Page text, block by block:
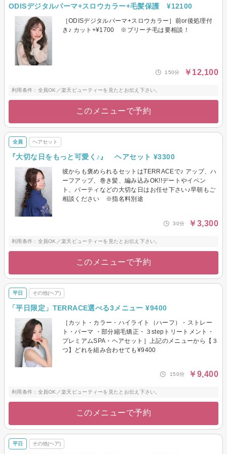
ODISデジタルパーマ+スロウカラー+毛髪保護 ¥12100
［ODISデジタルパーマ+スロウカラー］前or後処理付
き♪ カット+¥1700 ※ブリーチ毛は要相談！
150分 ￥12,100
利用条件：全員OK／楽天ビューティーを見たとお伝え下さい。
このメニューで予約
全員 ヘアセット
『大切な日をもっと可愛く♪』 ヘアセット ¥3300
彼からも褒められるセットはTERRACEで♪ アップ、ハ
ーフアップ、巻き髪、編み込みOK!!デートやイベン
ト、パーティなどの大切な日はお任せ下さい♪早朝もご
相談ください ※指名料別途
30分 ￥3,300
利用条件：全員OK／楽天ビューティーを見たとお伝え下さい。
このメニューで予約
平日 その他(ヘア)
「平日限定」TERRACE選べる3メニュー ¥9400
［カット・カラー・ハイライト（ハーフ）・ストレー
ト・パーマ ・部分縮毛矯正・３stepトリートメント・
プレミアムSPA・ヘアセット］上記のメニューから【３
つ】どれを組み合わせても¥9400
150分 ￥9,400
利用条件：全員OK／楽天ビューティーを見たとお伝え下さい。
このメニューで予約
平日 その他(ヘア)